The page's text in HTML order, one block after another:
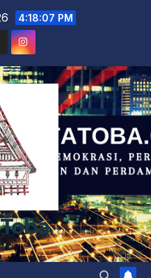
4:18:08 PM